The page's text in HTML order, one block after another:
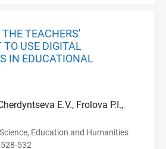
THE TEACHERS'
USE DIGITAL
IN EDUCATIONAL
E.V., Frolova P.I.,
Education and Humanities
532